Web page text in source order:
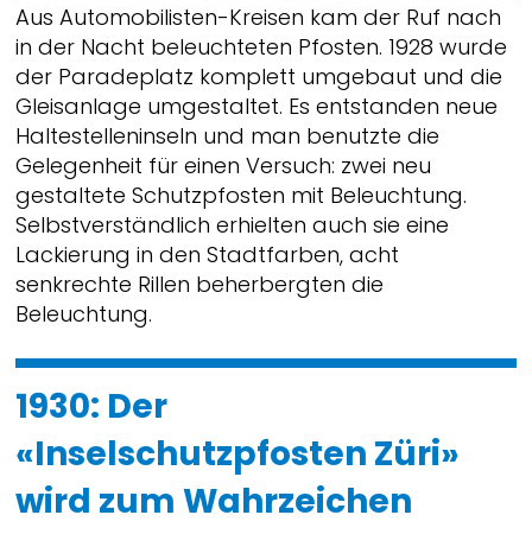
Aus Automobilisten-Kreisen kam der Ruf nach
in der Nacht beleuchteten Pfosten. 1928 wurde
der Paradeplatz komplett umgebaut und die
Gleisanlage umgestaltet. Es entstanden neue
Haltestelleninseln und man benutzte die
Gelegenheit für einen Versuch: zwei neu
gestaltete Schutzpfosten mit Beleuchtung.
Selbstverständlich erhielten auch sie eine
Lackierung in den Stadtfarben, acht
senkrechte Rillen beherbergten die
Beleuchtung.
1930: Der
«Inselschutzpfosten Züri»
wird zum Wahrzeichen